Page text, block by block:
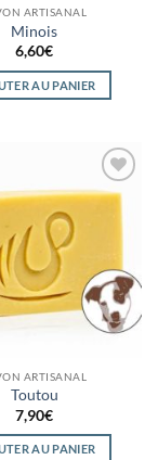
ARTISANAL
Minois
6,60€
AU PANIER
Ajouter
ARTISANAL
Toutou
7,90€
AU PANIER